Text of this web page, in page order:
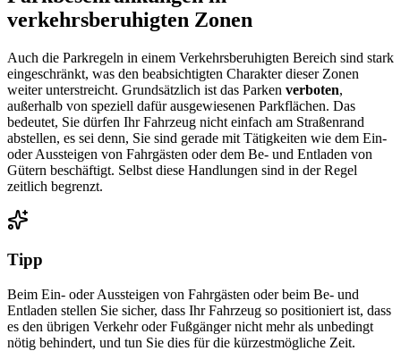
verkehrsberuhigten Zonen
Auch die Parkregeln in einem Verkehrsberuhigten Bereich sind stark
eingeschränkt, was den beabsichtigten Charakter dieser Zonen
weiter unterstreicht. Grundsätzlich ist das Parken verboten,
außerhalb von speziell dafür ausgewiesenen Parkflächen. Das
bedeutet, Sie dürfen Ihr Fahrzeug nicht einfach am Straßenrand
abstellen, es sei denn, Sie sind gerade mit Tätigkeiten wie dem Ein-
oder Aussteigen von Fahrgästen oder dem Be- und Entladen von
Gütern beschäftigt. Selbst diese Handlungen sind in der Regel
zeitlich begrenzt.
Tipp
Beim Ein- oder Aussteigen von Fahrgästen oder beim Be- und
Entladen stellen Sie sicher, dass Ihr Fahrzeug so positioniert ist, dass
es den übrigen Verkehr oder Fußgänger nicht mehr als unbedingt
nötig behindert, und tun Sie dies für die kürzestmögliche Zeit.